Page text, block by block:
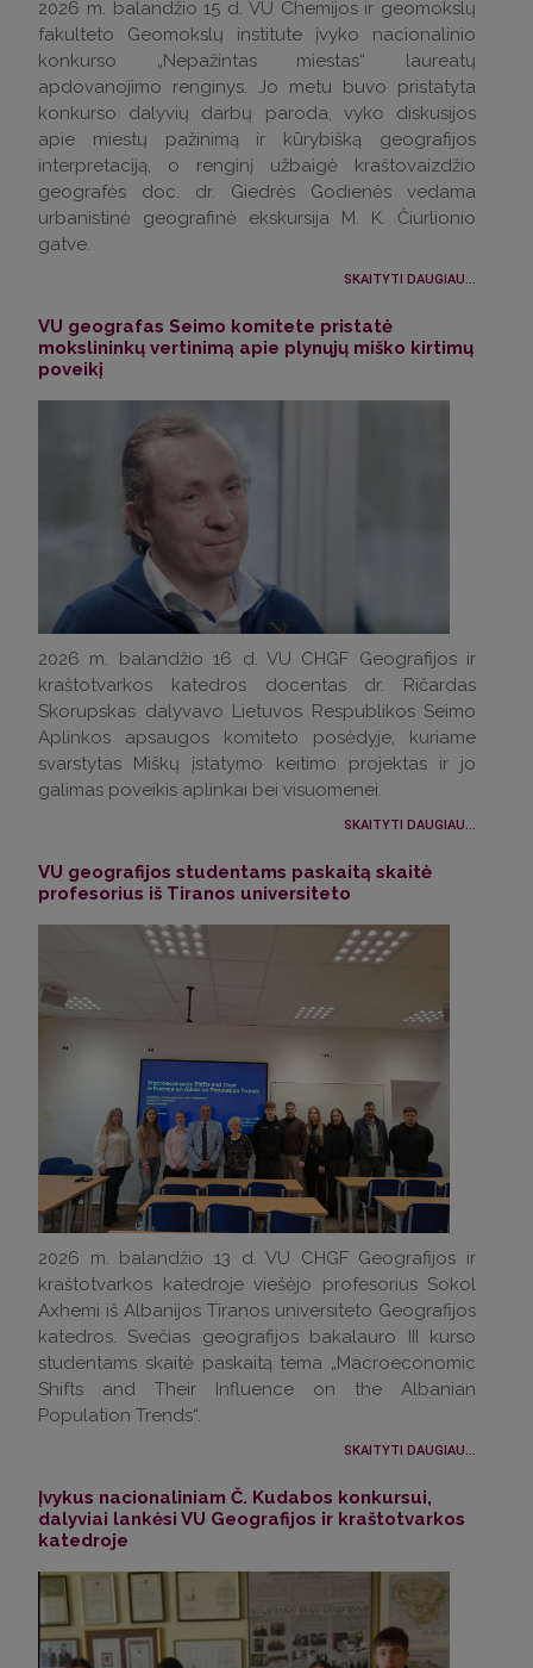
2026 m. balandžio 15 d. VU Chemijos ir geomokslų
fakulteto Geomokslų institute įvyko nacionalinio
konkurso „Nepažintas miestas“ laureatų
apdovanojimo renginys. Jo metu buvo pristatyta
konkurso dalyvių darbų paroda, vyko diskusijos
apie miestų pažinimą ir kūrybišką geografijos
interpretaciją, o renginį užbaigė kraštovaizdžio
geografės doc. dr. Giedrės Godienės vedama
urbanistinė geografinė ekskursija M. K. Čiurlionio
gatve.
SKAITYTI DAUGIAU...
VU geografas Seimo komitete pristatė
mokslininkų vertinimą apie plynųjų miško kirtimų
poveikį
2026 m. balandžio 16 d. VU CHGF Geografijos ir
kraštotvarkos katedros docentas dr. Ričardas
Skorupskas dalyvavo Lietuvos Respublikos Seimo
Aplinkos apsaugos komiteto posėdyje, kuriame
svarstytas Miškų įstatymo keitimo projektas ir jo
galimas poveikis aplinkai bei visuomenei.
SKAITYTI DAUGIAU...
VU geografijos studentams paskaitą skaitė
profesorius iš Tiranos universiteto
2026 m. balandžio 13 d. VU CHGF Geografijos ir
kraštotvarkos katedroje viešėjo profesorius Sokol
Axhemi iš Albanijos Tiranos universiteto Geografijos
katedros. Svečias geografijos bakalauro III kurso
studentams skaitė paskaitą tema „Macroeconomic
Shifts and Their Influence on the Albanian
Population Trends“.
SKAITYTI DAUGIAU...
Įvykus nacionaliniam Č. Kudabos konkursui,
dalyviai lankėsi VU Geografijos ir kraštotvarkos
katedroje